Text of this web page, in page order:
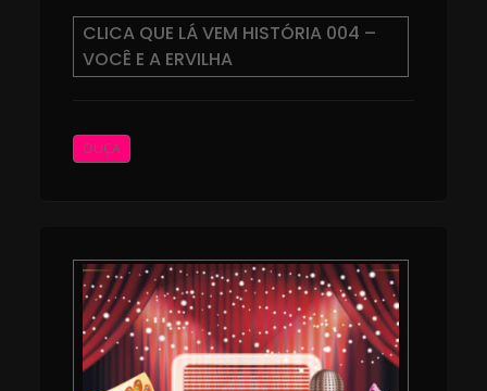
CLICA QUE LÁ VEM HISTÓRIA 004 –
VOCÊ E A ERVILHA
OUÇA